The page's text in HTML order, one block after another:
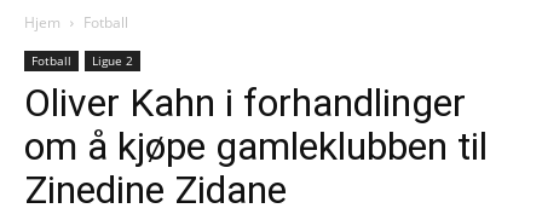
Hjem Fotball
Fotball Ligue 2
Oliver Kahn i forhandlinger
om å kjøpe gamleklubben til
Zinedine Zidane